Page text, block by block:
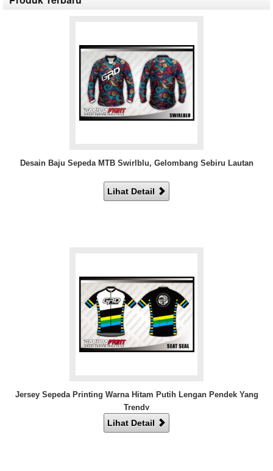
Desain Baju Sepeda MTB Swirlblu, Gelombang Sebiru Lautan
Lihat Detail
Jersey Sepeda Printing Warna Hitam Putih Lengan Pendek Yang
Trendy
Lihat Detail